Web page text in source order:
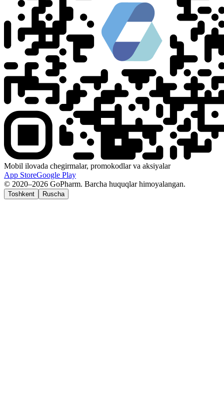
Mobil ilovada chegirmalar, promokodlar va aksiyalar
App StoreGoogle Play
© 2020–2026 GoPharm. Barcha huquqlar himoyalangan.
Toshkent Ruscha